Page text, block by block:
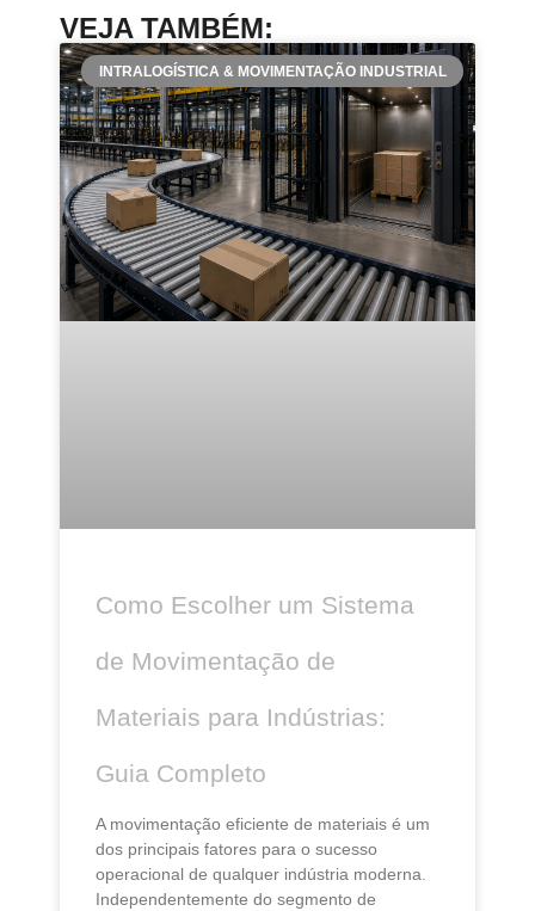
VEJA TAMBÉM:
INTRALOGÍSTICA & MOVIMENTAÇÃO INDUSTRIAL
Como Escolher um Sistema
de Movimentação de
Materiais para Indústrias:
Guia Completo
A movimentação eficiente de materiais é um
dos principais fatores para o sucesso
operacional de qualquer indústria moderna.
Independentemente do segmento de